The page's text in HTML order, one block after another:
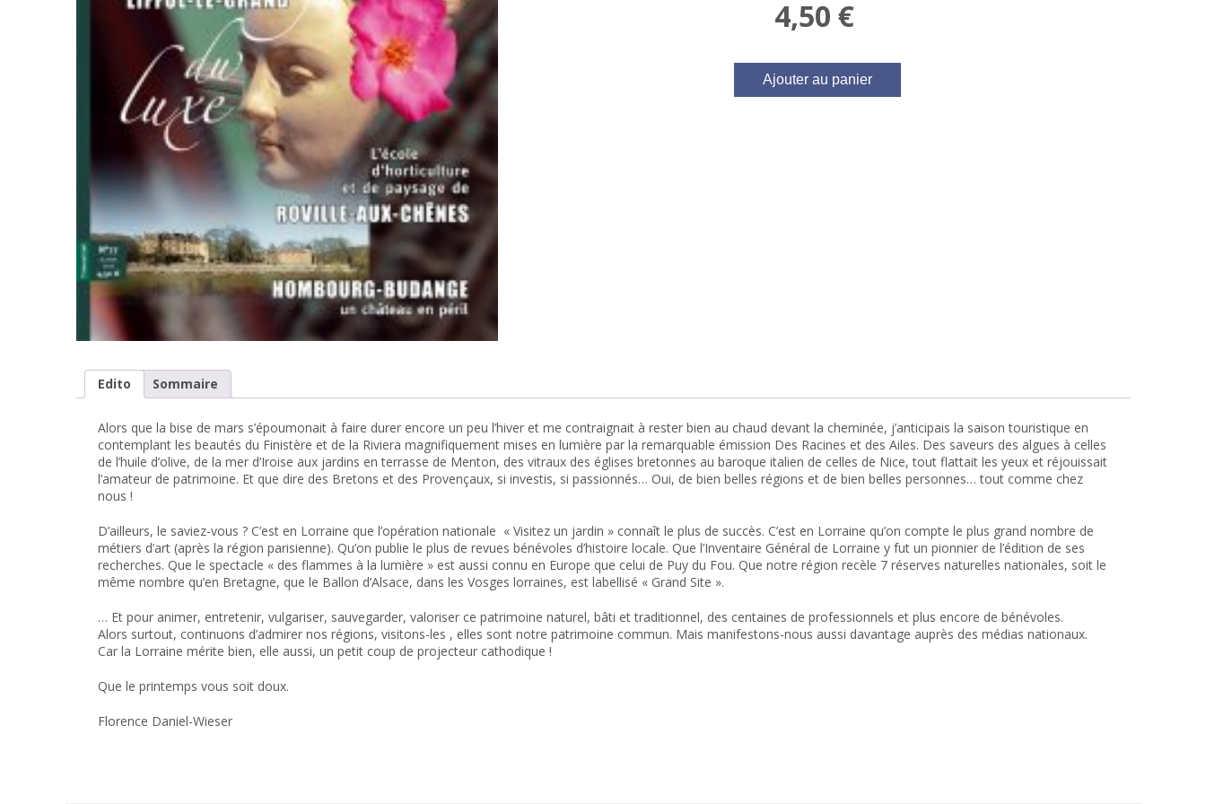
4,50 €
Ajouter au panier
Edito Sommaire
Alors que la bise de mars s’époumonait à faire durer encore un peu l’hiver et me contraignait à rester bien au chaud devant la cheminée, j’anticipais la saison touristique en
contemplant les beautés du Finistère et de la Riviera magnifiquement mises en lumière par la remarquable émission Des Racines et des Ailes. Des saveurs des algues à celles
de l’huile d’olive, de la mer d’Iroise aux jardins en terrasse de Menton, des vitraux des églises bretonnes au baroque italien de celles de Nice, tout flattait les yeux et réjouissait
l’amateur de patrimoine. Et que dire des Bretons et des Provençaux, si investis, si passionnés… Oui, de bien belles régions et de bien belles personnes… tout comme chez
nous !
D’ailleurs, le saviez-vous ? C’est en Lorraine que l’opération nationale « Visitez un jardin » connaît le plus de succès. C’est en Lorraine qu’on compte le plus grand nombre de
métiers d’art (après la région parisienne). Qu’on publie le plus de revues bénévoles d’histoire locale. Que l’Inventaire Général de Lorraine y fut un pionnier de l’édition de ses
recherches. Que le spectacle « des flammes à la lumière » est aussi connu en Europe que celui de Puy du Fou. Que notre région recèle 7 réserves naturelles nationales, soit le
même nombre qu’en Bretagne, que le Ballon d’Alsace, dans les Vosges lorraines, est labellisé « Grand Site ».
… Et pour animer, entretenir, vulgariser, sauvegarder, valoriser ce patrimoine naturel, bâti et traditionnel, des centaines de professionnels et plus encore de bénévoles.
Alors surtout, continuons d’admirer nos régions, visitons-les , elles sont notre patrimoine commun. Mais manifestons-nous aussi davantage auprès des médias nationaux.
Car la Lorraine mérite bien, elle aussi, un petit coup de projecteur cathodique !
Que le printemps vous soit doux.
Florence Daniel-Wieser